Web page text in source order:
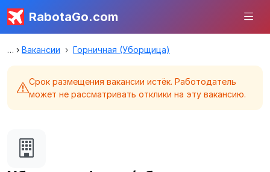
RabotaGo.com
Вакансии Горничная (Уборщица)
Срок размещения вакансии истёк. Работодатель
может не рассматривать отклики на эту вакансию.